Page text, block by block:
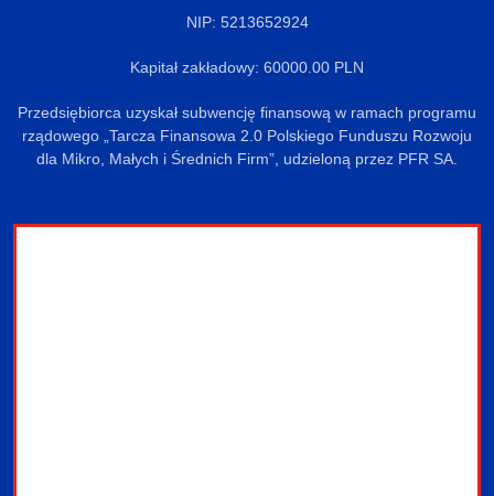
NIP: 5213652924
Kapitał zakładowy: 60000.00 PLN
Przedsiębiorca uzyskał subwencję finansową w ramach programu
rządowego „Tarcza Finansowa 2.0 Polskiego Funduszu Rozwoju
dla Mikro, Małych i Średnich Firm”, udzieloną przez PFR SA.